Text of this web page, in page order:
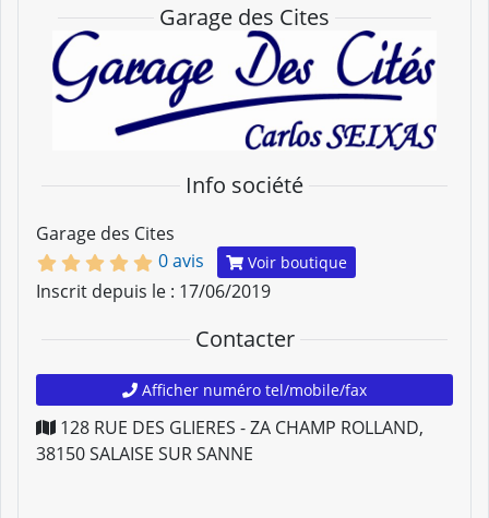
Garage des Cites
Info société
Garage des Cites
0 avis
Voir boutique
Inscrit depuis le : 17/06/2019
Contacter
Afficher numéro tel/mobile/fax
128 RUE DES GLIERES - ZA CHAMP ROLLAND,
38150SALAISE SUR SANNE